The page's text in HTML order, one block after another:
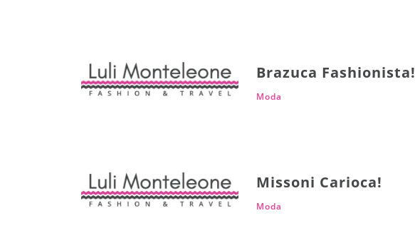
Brazuca Fashionista!
Moda
Missoni Carioca!
Moda